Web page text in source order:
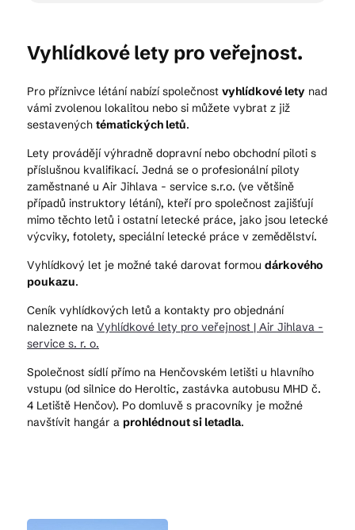
Vyhlídkové lety pro veřejnost.
Pro příznivce létání nabízí společnost vyhlídkové lety nad
vámi zvolenou lokalitou nebo si můžete vybrat z již
sestavených tématických letů.
Lety provádějí výhradně dopravní nebo obchodní piloti s
příslušnou kvalifikací. Jedná se o profesionální piloty
zaměstnané u Air Jihlava - service s.r.o. (ve většině
případů instruktory létání), kteří pro společnost zajišťují
mimo těchto letů i ostatní letecké práce, jako jsou letecké
výcviky, fotolety, speciální letecké práce v zemědělství.
Vyhlídkový let je možné také darovat formou dárkového
poukazu.
Ceník vyhlídkových letů a kontakty pro objednání
naleznete na Vyhlídkové lety pro veřejnost | Air Jihlava -
service s. r. o.
Společnost sídlí přímo na Henčovském letišti u hlavního
vstupu (od silnice do Heroltic, zastávka autobusu MHD č.
4 Letiště Henčov). Po domluvě s pracovníky je možné
navštívit hangár a prohlédnout si letadla.